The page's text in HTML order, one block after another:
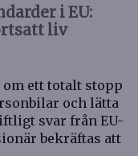
i EU:
liv
ett totalt stopp
och lätta
svar från EU-
bekräftas att